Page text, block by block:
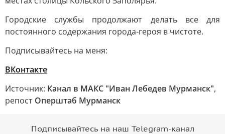
Городские службы продолжают делать все для
постоянного содержания города-героя в чистоте.
Подписывайтесь на меня:
ВКонтакте
Источник: Канал в МАКС "Иван Лебедев Мурманск",
репост Оперштаб Мурманск
Подписывайтесь на наш Telegram-канал